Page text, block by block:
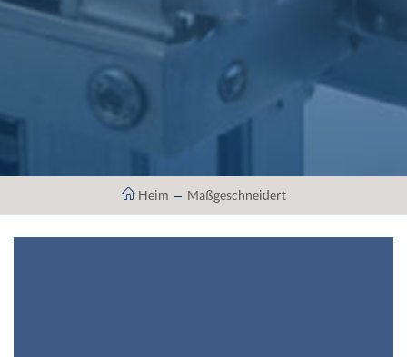
Heim Maßgeschneidert